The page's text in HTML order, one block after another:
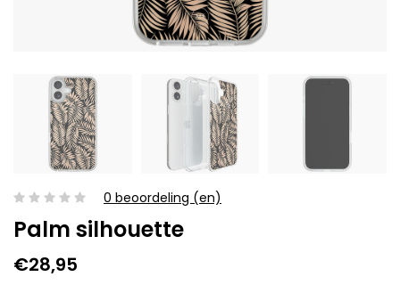
0 beoordeling (en)
Palm silhouette
€28,95